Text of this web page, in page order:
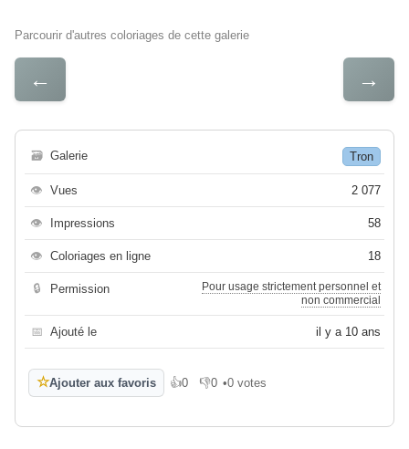
Parcourir d'autres coloriages de cette galerie
← →
🗃 Galerie Tron
👁 Vues 2 077
👁 Impressions 58
👁 Coloriages en ligne 18
🔒 Permission
Pour usage strictement personnel et
non commercial
📅 Ajouté le il y a 10 ans
☆Ajouter aux favoris 👍0
J'aime👎0
Je n'aime pas
•0 votes